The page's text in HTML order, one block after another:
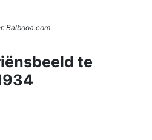
Balbooa.com
te